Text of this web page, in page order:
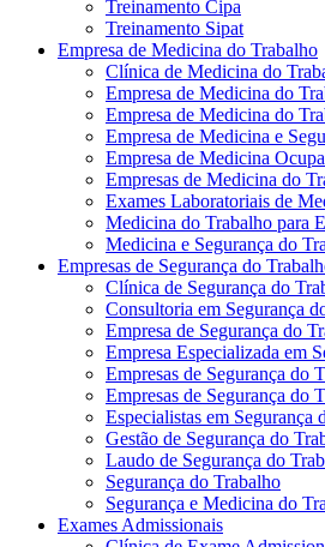
Treinamento Cipa
Treinamento Sipat
Empresa de Medicina do Trabalho
Clínica de Medicina do
Empresa de Medicina do
Empresa de Medicina do
Empresa de Medicina e
Empresa de Medicina
Empresas de Medicina do
Exames Laboratoriais de
Medicina do Trabalho para
Medicina e Segurança do
Empresas de Segurança do
Clínica de Segurança do
Consultoria em Segurança
Empresa de Segurança do
Empresa Especializada em
Empresas de Segurança do
Empresas de Segurança do
Especialistas em Segurança
Gestão de Segurança do
Laudo de Segurança do
Segurança do Trabalho
Segurança e Medicina do
Exames Admissionais